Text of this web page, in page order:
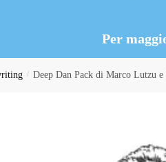
Per
/ Deep Dan Pack di Marco Lutzu e